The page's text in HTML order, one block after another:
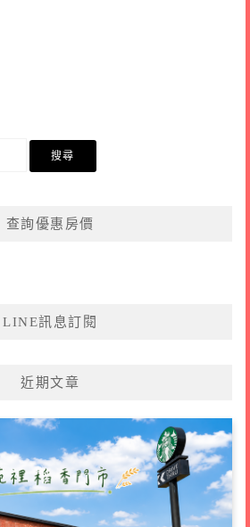
查詢優惠房價
LINE訊息訂閱
近期文章